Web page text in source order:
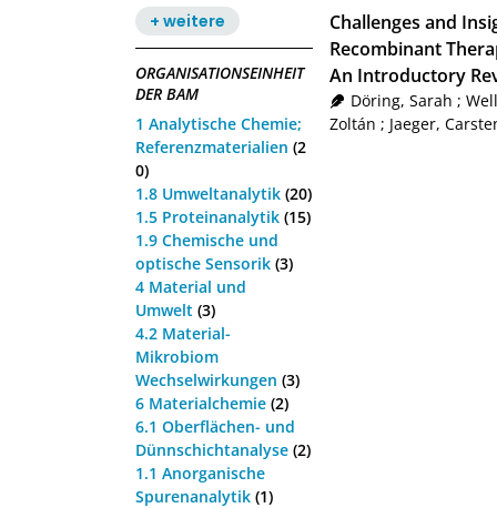
+ weitere
ORGANISATIONSEINHEIT
DER BAM
1 Analytische Chemie;
Referenzmaterialien (2
0)
1.8 Umweltanalytik (20)
1.5 Proteinanalytik (15)
1.9 Chemische und
optische Sensorik (3)
4 Material und
Umwelt (3)
4.2 Material-
Mikrobiom
Wechselwirkungen (3)
6 Materialchemie (2)
6.1 Oberflächen- und
Dünnschichtanalyse (2)
1.1 Anorganische
Spurenanalytik (1)
Challenges and
Recombinant
An Introductory
Döring, Sarah ;
Zoltán ; Jaeger,